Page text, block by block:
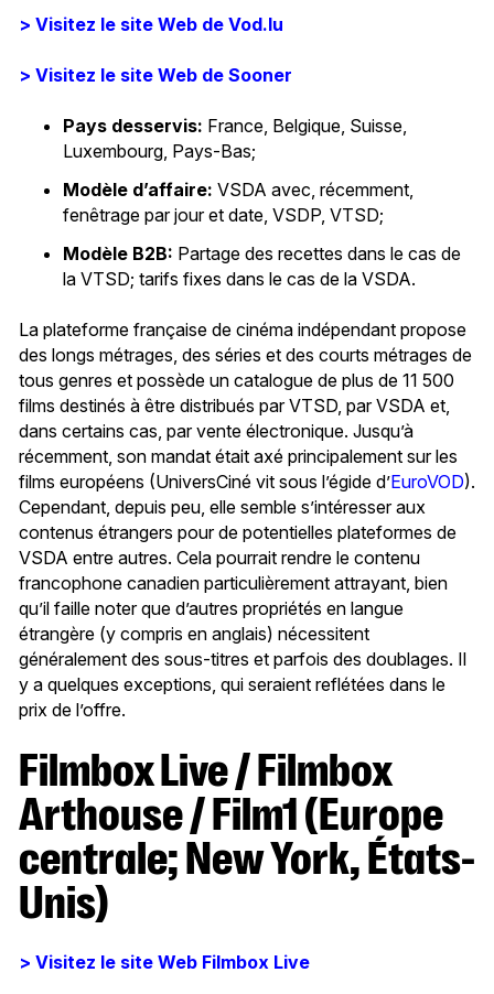
> Visitez le site Web de Vod.lu
> Visitez le site Web de Sooner
Pays desservis: France, Belgique, Suisse,
Luxembourg, Pays-Bas;
Modèle d’affaire: VSDA avec, récemment,
fenêtrage par jour et date, VSDP, VTSD;
Modèle B2B: Partage des recettes dans le cas de
la VTSD; tarifs fixes dans le cas de la VSDA.
La plateforme française de cinéma indépendant propose
des longs métrages, des séries et des courts métrages de
tous genres et possède un catalogue de plus de 11 500
films destinés à être distribués par VTSD, par VSDA et,
dans certains cas, par vente électronique. Jusqu’à
récemment, son mandat était axé principalement sur les
films européens (UniversCiné vit sous l’égide d’EuroVOD).
Cependant, depuis peu, elle semble s’intéresser aux
contenus étrangers pour de potentielles plateformes de
VSDA entre autres. Cela pourrait rendre le contenu
francophone canadien particulièrement attrayant, bien
qu’il faille noter que d’autres propriétés en langue
étrangère (y compris en anglais) nécessitent
généralement des sous-titres et parfois des doublages. Il
y a quelques exceptions, qui seraient reflétées dans le
prix de l’offre.
Filmbox Live / Filmbox
Arthouse / Film1 (Europe
centrale; New York, États-
Unis)
> Visitez le site Web Filmbox Live